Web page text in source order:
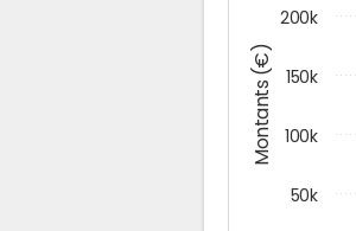
Montants (€)
50k
100k
150k
200k